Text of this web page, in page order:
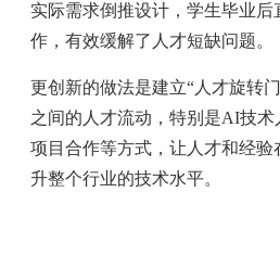
实际需求倒推设计，学生毕业后
作，有效缓解了人才短缺问题。
更创新的做法是建立“人才旋转
之间的人才流动，特别是AI技术
项目合作等方式，让人才和经验
升整个行业的技术水平。